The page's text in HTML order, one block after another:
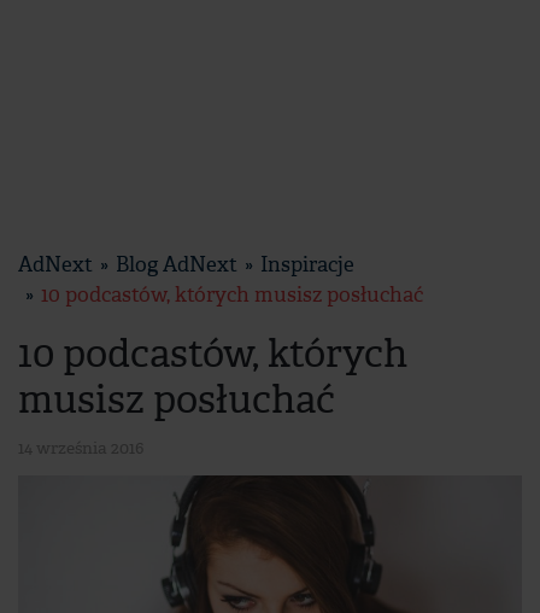
AdNext Blog AdNext
Inspiracje
10 podcastów, których musisz posłuchać
10 podcastów, których
musisz posłuchać